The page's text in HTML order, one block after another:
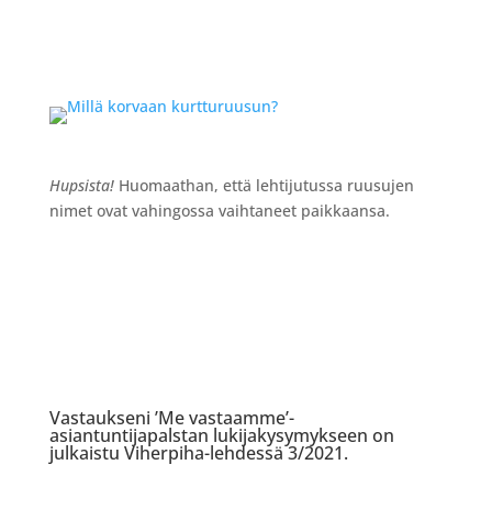
Hupsista!Huomaathan, että lehtijutussa ruusujen
nimet ovat vahingossa vaihtaneet paikkaansa.
Vastaukseni ’Me vastaamme’-
asiantuntijapalstan lukijakysymykseen on
julkaistu Viherpiha-lehdessä 3/2021.